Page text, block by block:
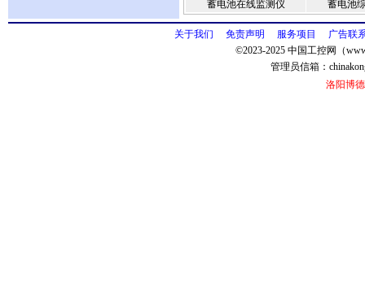
蓄电池在线监测仪 蓄电池
关于我们 免责声明 服务项目
广告联
©2023-2025 中国工控网（
管理员信箱：
洛阳博